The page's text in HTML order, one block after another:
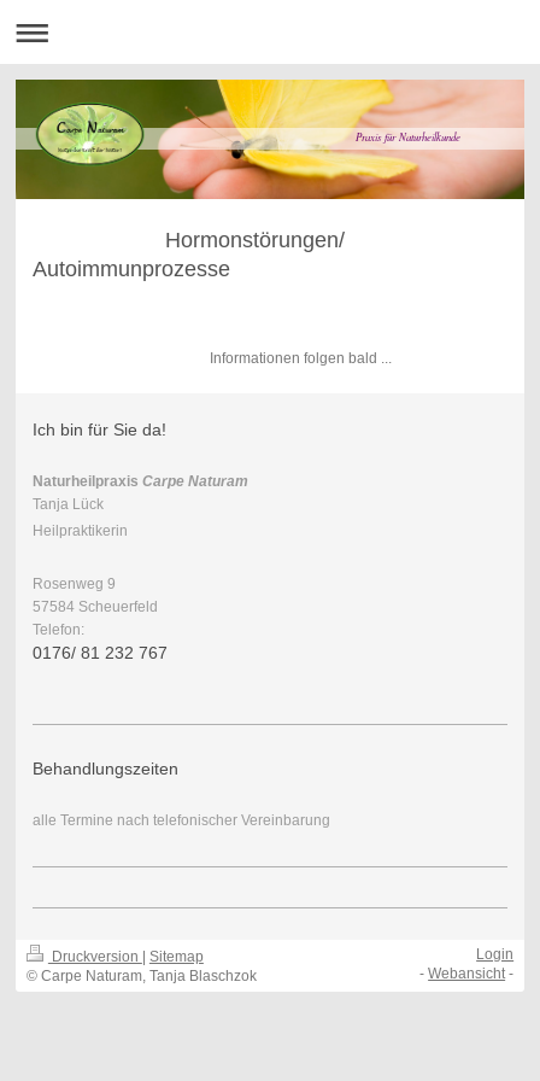
Praxis für Naturheilkunde
Hormonstörungen/
Autoimmunprozesse
Informationen folgen bald ...
Ich bin für Sie da!
Naturheilpraxis Carpe Naturam
Tanja Lück
Heilpraktikerin
Rosenweg 9
57584 Scheuerfeld
Telefon:
0176/ 81 232 767
Behandlungszeiten
alle Termine nach telefonischer Vereinbarung
Druckversion
Sitemap
© Carpe Naturam, Tanja Blaschzok
Login
-Webansicht-